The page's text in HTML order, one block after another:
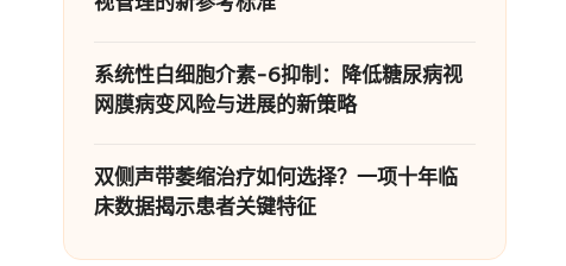
系统性白细胞介素-6抑制：降低糖尿病视
网膜病变风险与进展的新策略
双侧声带萎缩治疗如何选择？一项十年临
床数据揭示患者关键特征